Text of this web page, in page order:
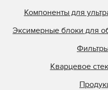
Компоненты для
Эксимерные блоки для
Кварцевое